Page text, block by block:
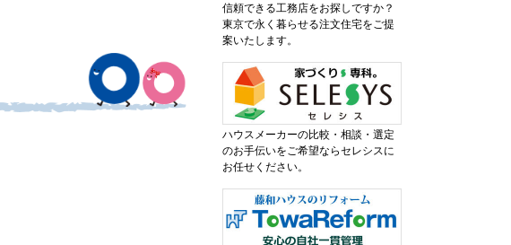
信頼できる工務店をお探しですか？
東京で永く暮らせる注文住宅をご提
案いたします。
ハウスメーカーの比較・相談・選定
のお手伝いをご希望ならセレシスに
お任せください。